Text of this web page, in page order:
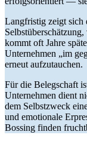
Langfristig zeigt sich
kommt oft Jahre
Unternehmen „im
erneut aufzutauchen.
Für die Belegschaft
Unternehmen dient
dem Selbstzweck
und emotionale
Bossing finden